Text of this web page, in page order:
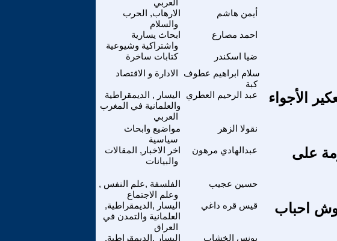
العربي
الارهاب, الحرب
والسلام
أيمن هاشم
ابحاث يسارية
واشتراكية وشيوعية
احمد مصارع
كتابات ساخرة ضيا اسكندر
الادارة و الاقتصاد
سلام ابراهيم عطوف
كبة
اليسار , الديمقراطية
والعلمانية في المغرب
العربي
عبد الرحيم العطري
الأجواء
مواضيع وابحاث
سياسية
نقولا الزهر
اخر الاخبار, المقالات
والبيانات
عبدالهادي مرهون
على
الفلسفة ,علم النفس ,
وعلم الاجتماع
حسين عجيب
اليسار ,الديمقراطية,
العلمانية والتمدن في
العراق
قيس قره داغي احباب
اليسار ,الديمقراطية,
يونس الخشاب